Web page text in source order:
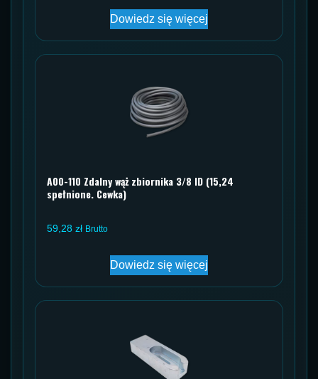
Dowiedz się więcej
A00-110 Zdalny wąż zbiornika 3/8 ID (15,24
spełnione. Cewka)
59,28 zł Brutto
Dowiedz się więcej